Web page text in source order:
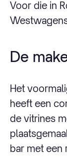
Voor die in
De
Het
heeft een
de vitrines
bar met een